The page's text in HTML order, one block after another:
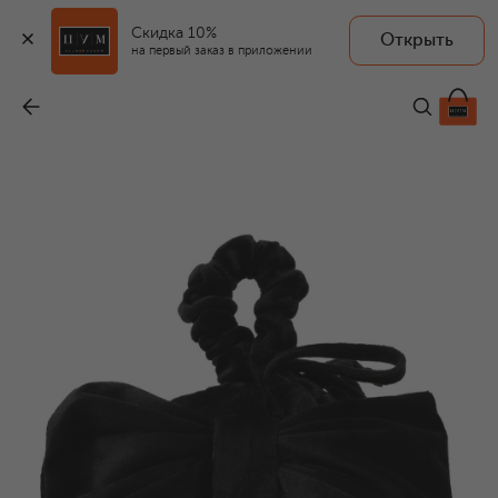
Скидка 10%
на первый заказ в приложении
Открыть